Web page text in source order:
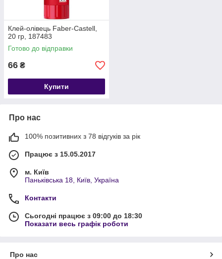
Клей-олівець Faber-Castell,
20 гр, 187483
Готово до відправки
66 ₴
Купити
Про нас
100% позитивних з 78 відгуків за рік
Працює з 15.05.2017
м. Київ
Паньківська 18, Київ, Україна
Контакти
Сьогодні працює з 09:00 до 18:30
Показати весь графік роботи
Про нас